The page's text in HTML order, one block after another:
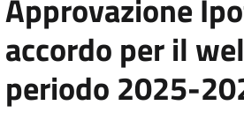
Approvazione
accordo per il
periodo 2025-